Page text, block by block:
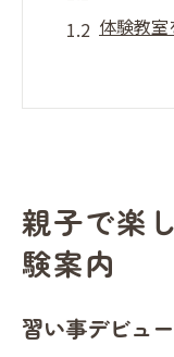
体験教
子連れ
親子で
家族時間が深
習い事デ
れる
共通の
親子で楽
験案内
習い事デビュ